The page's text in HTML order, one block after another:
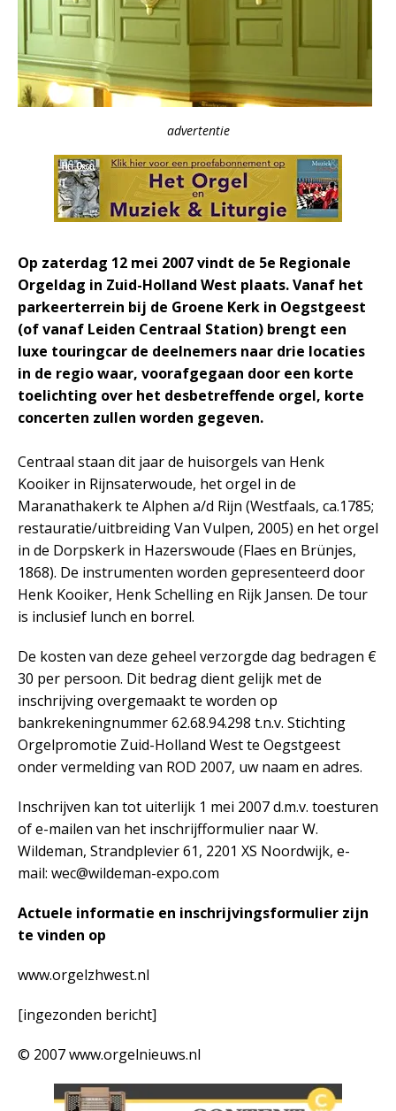
advertentie
Op zaterdag 12 mei 2007 vindt de 5e Regionale
Orgeldag in Zuid-Holland West plaats. Vanaf het
parkeerterrein bij de Groene Kerk in Oegstgeest
(of vanaf Leiden Centraal Station) brengt een
luxe touringcar de deelnemers naar drie locaties
in de regio waar, voorafgegaan door een korte
toelichting over het desbetreffende orgel, korte
concerten zullen worden gegeven.
Centraal staan dit jaar de huisorgels van Henk
Kooiker in Rijnsaterwoude, het orgel in de
Maranathakerk te Alphen a/d Rijn (Westfaals, ca.1785;
restauratie/uitbreiding Van Vulpen, 2005) en het orgel
in de Dorpskerk in Hazerswoude (Flaes en Brünjes,
1868). De instrumenten worden gepresenteerd door
Henk Kooiker, Henk Schelling en Rijk Jansen. De tour
is inclusief lunch en borrel.
De kosten van deze geheel verzorgde dag bedragen €
30 per persoon. Dit bedrag dient gelijk met de
inschrijving overgemaakt te worden op
bankrekeningnummer 62.68.94.298 t.n.v. Stichting
Orgelpromotie Zuid-Holland West te Oegstgeest
onder vermelding van ROD 2007, uw naam en adres.
Inschrijven kan tot uiterlijk 1 mei 2007 d.m.v. toesturen
of e-mailen van het inschrijfformulier naar W.
Wildeman, Strandplevier 61, 2201 XS Noordwijk, e-
mail: wec@wildeman-expo.com
Actuele informatie en inschrijvingsformulier zijn
te vinden op
www.orgelzhwest.nl
[ingezonden bericht]
© 2007 www.orgelnieuws.nl